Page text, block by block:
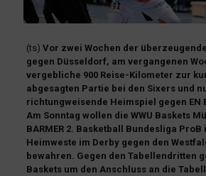
(ts) Vor zwei Wochen der
gegen Düsseldorf, am vergangenen
vergebliche 900 Reise-Kilometer zur
abgesagten Partie bei den Sixers und
richtungweisende Heimspiel gegen EN
Am Sonntag wollen die WWU Baskets
BARMER 2. Basketball Bundesliga ProB
Heimweste im Derby gegen den
bewahren. Gegen den Tabellendritten
Baskets um den Anschluss an die